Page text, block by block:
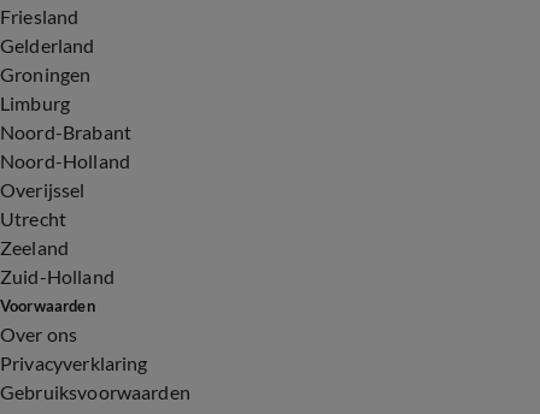
Friesland
Gelderland
Groningen
Limburg
Noord-Brabant
Noord-Holland
Overijssel
Utrecht
Zeeland
Zuid-Holland
Voorwaarden
Over ons
Privacyverklaring
Gebruiksvoorwaarden